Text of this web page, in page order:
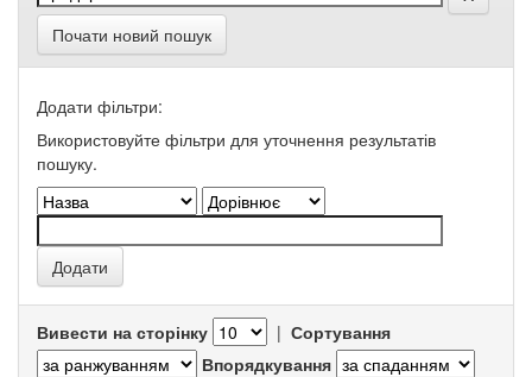
Почати новий пошук
Додати фільтри:
Використовуйте фільтри для уточнення результатів
пошуку.
Вивести на сторінку | Сортування
Впорядкування